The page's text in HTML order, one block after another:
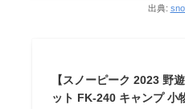
出典:
【スノーピーク 2023 野
ット FK-240 キャンプ